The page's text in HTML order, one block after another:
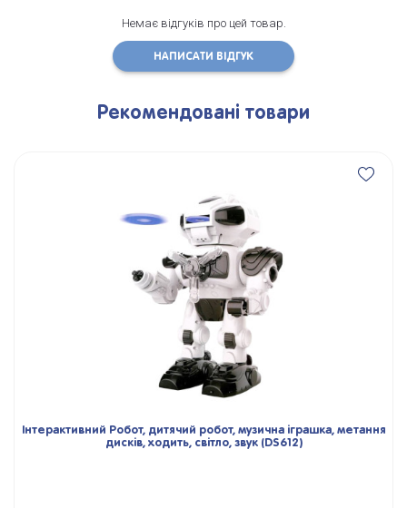
Немає відгуків про цей товар.
НАПИСАТИ ВІДГУК
Рекомендовані товари
Інтерактивний Робот, дитячий робот, музична іграшка, метання
дисків, ходить, світло, звук (DS612)